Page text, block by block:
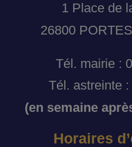
1 Place de
26800
Tél. mairie :
Tél. astreinte
(en semaine
Horaires